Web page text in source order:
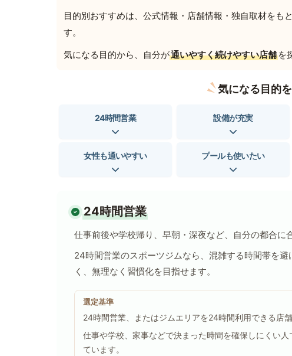
目的別おすすめは、公式情報・店舗情報・独自取材をも
す。
気になる目的から、自分が通いやすく続けやすい店舗 を
気になる目的
24時間営業 設備が充実
女性も通いやすい プールも使いたい
24時間営業
仕事前後や学校帰り、早朝・深夜など、自分の都合に
24時間営業のスポーツジムなら、混雑する時間帯を
く、無理なく習慣化を目指せます。
選定基準
24時間営業、またはジムエリアを24時間利用できる店
仕事や学校、家事などで決まった時間を確保しにくい
ています。